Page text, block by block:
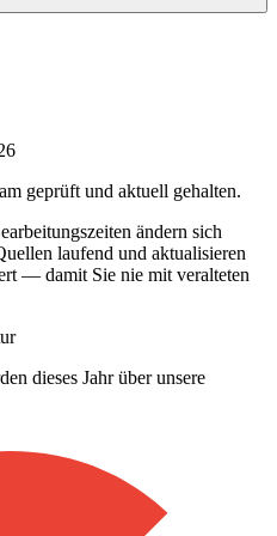
geprüft und aktuell gehalten.
ändern sich
laufend und aktualisieren
— damit Sie nie mit veralteten
dieses Jahr über unsere